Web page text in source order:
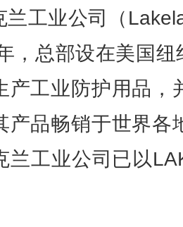
兰工业公司（
，总部设在美国
产工业防护用品，
产品畅销于世界
兰工业公司已以